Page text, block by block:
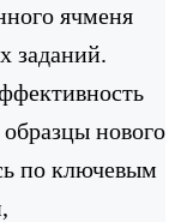
ячменя
заданий.
нового
по ключевым